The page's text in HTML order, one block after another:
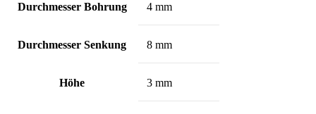
Durchmesser Bohrung 4 mm
Durchmesser Senkung 8 mm
Höhe 3 mm